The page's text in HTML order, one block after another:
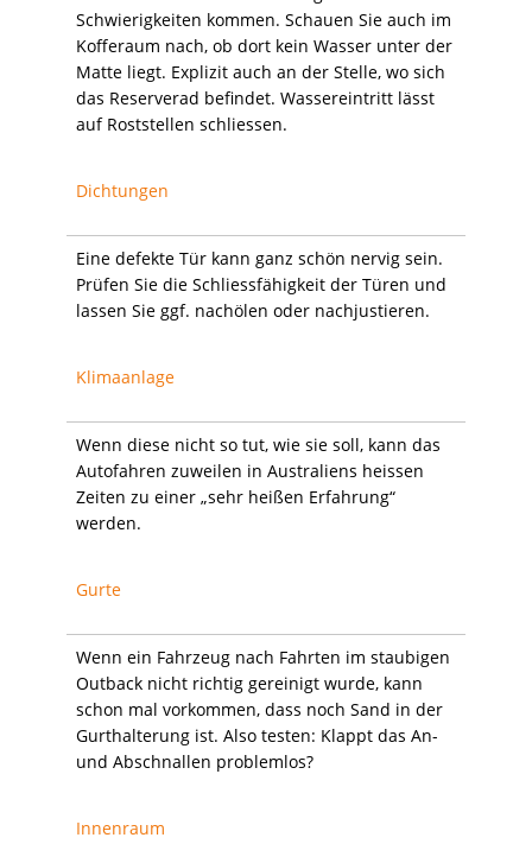
Schwierigkeiten kommen. Schauen Sie auch im
Kofferaum nach, ob dort kein Wasser unter der
Matte liegt. Explizit auch an der Stelle, wo sich
das Reserverad befindet. Wassereintritt lässt
auf Roststellen schliessen.
Dichtungen
Eine defekte Tür kann ganz schön nervig sein.
Prüfen Sie die Schliessfähigkeit der Türen und
lassen Sie ggf. nachölen oder nachjustieren.
Klimaanlage
Wenn diese nicht so tut, wie sie soll, kann das
Autofahren zuweilen in Australiens heissen
Zeiten zu einer „sehr heißen Erfahrung“
werden.
Gurte
Wenn ein Fahrzeug nach Fahrten im staubigen
Outback nicht richtig gereinigt wurde, kann
schon mal vorkommen, dass noch Sand in der
Gurthalterung ist. Also testen: Klappt das An-
und Abschnallen problemlos?
Innenraum